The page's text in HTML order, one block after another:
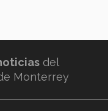
del
Monterrey